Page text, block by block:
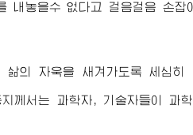
내놓을수 없다고 걸음걸음 손잡
의 자욱을 새겨가도록 세심히
께서는 과학자, 기술자들이 과학